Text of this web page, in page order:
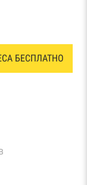
БЕСПЛАТНО